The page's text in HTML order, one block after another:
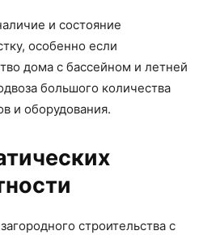
и состояние
особенно если
дома с бассейном и летней
большого количества
и оборудования.
строительства с